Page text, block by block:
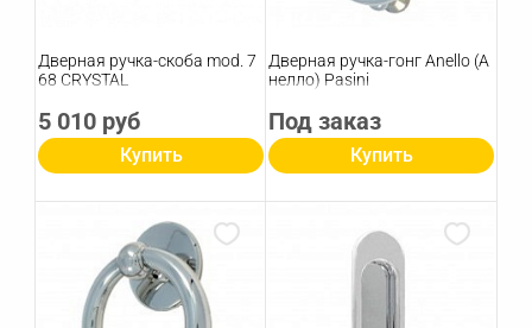
Дверная ручка-скоба mod. 7
68 CRYSTAL
5 010 руб
Купить
Дверная ручка-гонг Anello (А
нелло) Pasini
Под заказ
Купить